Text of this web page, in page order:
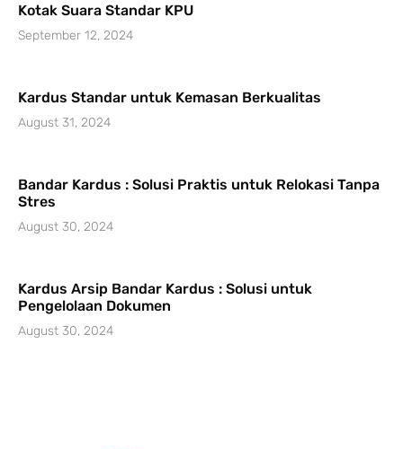
Kotak Suara Standar KPU
September 12, 2024
Kardus Standar untuk Kemasan Berkualitas
August 31, 2024
Bandar Kardus : Solusi Praktis untuk Relokasi Tanpa
Stres
August 30, 2024
Kardus Arsip Bandar Kardus : Solusi untuk
Pengelolaan Dokumen
August 30, 2024